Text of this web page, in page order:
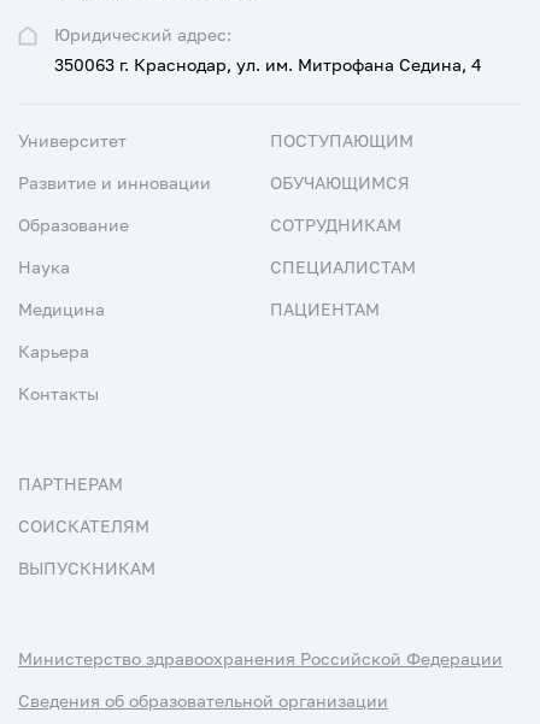
Юридический адрес:
350063 г. Краснодар, ул. им. Митрофана Седина, 4
Университет
Развитие и инновации
Образование
Наука
Медицина
Карьера
Контакты
ПОСТУПАЮЩИМ
ОБУЧАЮЩИМСЯ
СОТРУДНИКАМ
СПЕЦИАЛИСТАМ
ПАЦИЕНТАМ
ПАРТНЕРАМ
СОИСКАТЕЛЯМ
ВЫПУСКНИКАМ
Министерство здравоохранения Российской Федерации
Сведения об образовательной организации